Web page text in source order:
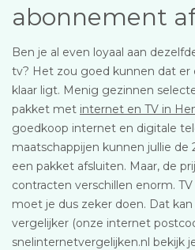
abonnement
Ben je al even loyaal aan
tv? Het zou goed kunnen dat
klaar ligt. Menig gezinnen
pakket met internet en TV in
goedkoop internet en digitale
maatschappijen kunnen jullie
een pakket afsluiten. Maar, de
contracten verschillen enorm.
moet je dus zeker doen. Dat
vergelijker (onze internet
snelinternetvergelijken.nl bekijk